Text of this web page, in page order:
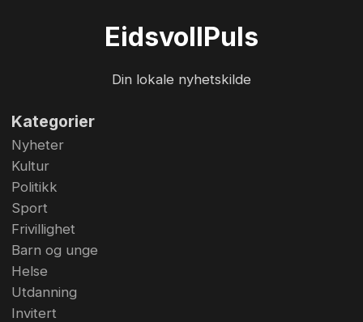
EidsvollPuls
Din lokale nyhetskilde
Kategorier
Nyheter
Kultur
Politikk
Sport
Frivillighet
Barn og unge
Helse
Utdanning
Invitert